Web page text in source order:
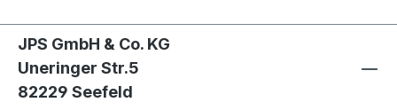
JPS GmbH & Co. KG
Uneringer Str.5
82229 Seefeld